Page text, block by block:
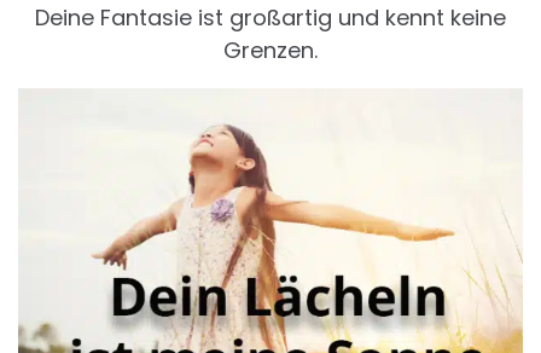
Deine Fantasie ist großartig und kennt keine
Grenzen.